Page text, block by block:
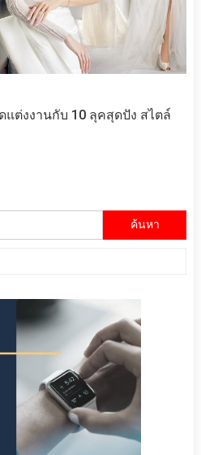
ต่งงานกับ 10 ลุคสุดปัง สไตล์